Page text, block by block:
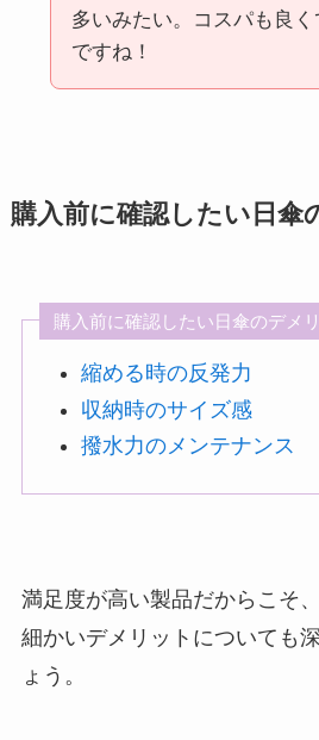
多いみたい。コスパも良く
ですね！
購入前に確認したい日傘
購入前に確認したい日傘のデメ
縮める時の反発力
収納時のサイズ感
撥水力のメンテナンス
満足度が高い製品だからこそ
細かいデメリットについても
ょう。